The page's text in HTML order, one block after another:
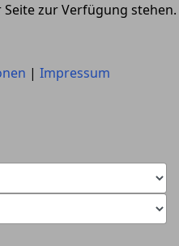
zur Verfügung stehen.
| Impressum